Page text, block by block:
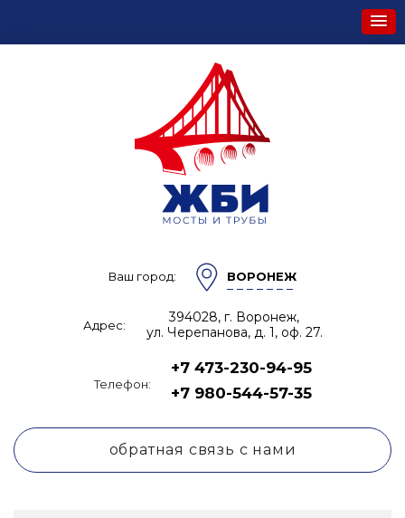
Ваш город: ВОРОНЕЖ
Адрес:
394028, г. Воронеж,
ул. Черепанова, д. 1, оф. 27.
Телефон:
+7 473-230-94-95
+7 980-544-57-35
обратная связь с нами